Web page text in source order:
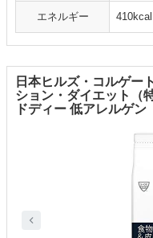
エネルギー 410kcal
日本ヒルズ・コルゲー
ション・ダイエット（
ドディー 低アレルゲン